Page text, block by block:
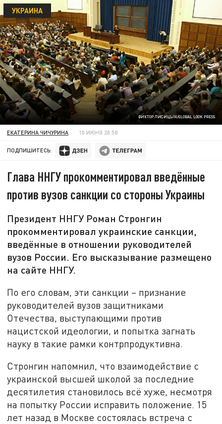
ВИКТОР ЛИСИЦЫН/GLOBAL LOOK PRESS
УКРАИНА
ЕКАТЕРИНА ЧИЧУРИНА 10 ИЮНЯ 20:58
ПОДПИШИТЕСЬ:
Глава ННГУ прокомментировал введённые
против вузов санкции со стороны Украины
Президент ННГУ Роман Стронгин
прокомментировал украинские санкции,
введённые в отношении руководителей
вузов России. Его высказывание размещено
на сайте ННГУ.
По его словам, эти санкции – признание
руководителей вузов защитниками
Отечества, выступающими против
нацистской идеологии, и попытка загнать
науку в такие рамки контрпродуктивна.
Стронгин напомнил, что взаимодействие с
украинской высшей школой за последние
десятилетия становилось всё хуже, несмотря
на попытку России исправить положение. 15
лет назад в Москве состоялась встреча с